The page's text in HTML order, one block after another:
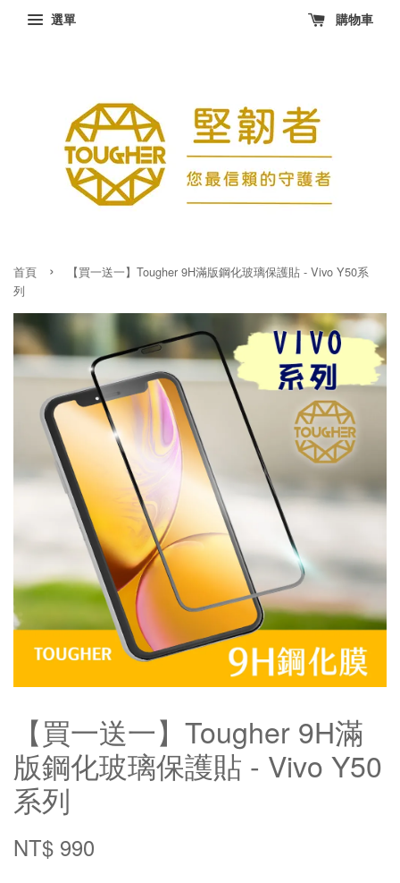
選單 購物車
首頁 ›
【買一送一】Tougher 9H滿版鋼化玻璃保護貼 - Vivo Y50系
列
【買一送一】Tougher 9H滿
版鋼化玻璃保護貼 - Vivo Y50
系列
NT$ 990